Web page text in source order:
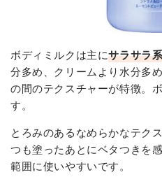
ボディミルクは主にサラサラ
分多め、クリームより水分多
の間のテクスチャーが特徴。
す。
とろみのあるなめらかなテク
つも塗ったあとにベタつきを
範囲に使いやすいです。